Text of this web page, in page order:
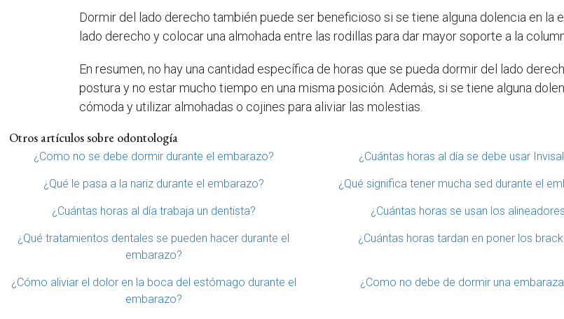
Dormir del lado derecho también puede ser beneficioso si se tiene alguna dolencia en la
lado derecho y colocar una almohada entre las rodillas para dar mayor soporte a la
En resumen, no hay una cantidad específica de horas que se pueda dormir del lado
postura y no estar mucho tiempo en una misma posición. Además, si se tiene alguna
cómoda y utilizar almohadas o cojines para aliviar las molestias.
Otros artículos sobre odontología
¿Como no se debe dormir durante el embarazo? ¿Cuántas horas al día se debe usar
¿Qué le pasa a la nariz durante el embarazo? ¿Qué significa tener mucha sed durante el
¿Cuántas horas al día trabaja un dentista? ¿Cuántas horas se usan los
¿Qué tratamientos dentales se pueden hacer durante el
embarazo?
¿Cuántas horas tardan en poner los
¿Cómo aliviar el dolor en la boca del estómago durante el
embarazo?
¿Como no debe de dormir una